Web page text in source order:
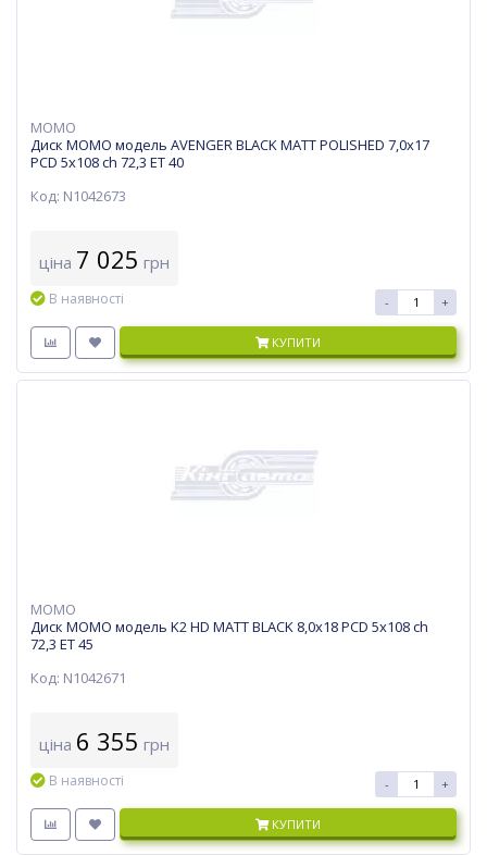
MOMO
Диск MOMO модель AVENGER BLACK MATT POLISHED 7,0х17
PCD 5x108 ch 72,3 ET 40
Код: N1042673
ціна 7 025 грн
В наявності - +
КУПИТИ
MOMO
Диск MOMO модель K2 HD MATT BLACK 8,0х18 PCD 5x108 ch
72,3 ET 45
Код: N1042671
ціна 6 355 грн
В наявності - +
КУПИТИ